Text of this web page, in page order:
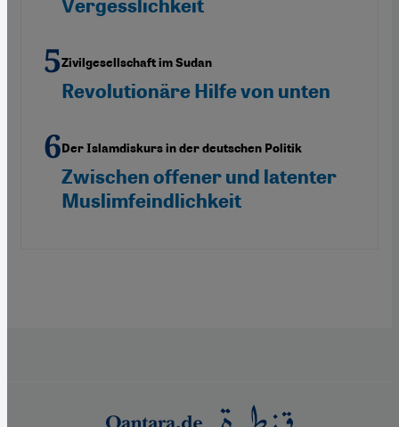
Vergesslichkeit
Zivilgesellschaft im Sudan
Revolutionäre Hilfe von unten
Der Islamdiskurs in der deutschen Politik
Zwischen offener und latenter
Muslimfeindlichkeit